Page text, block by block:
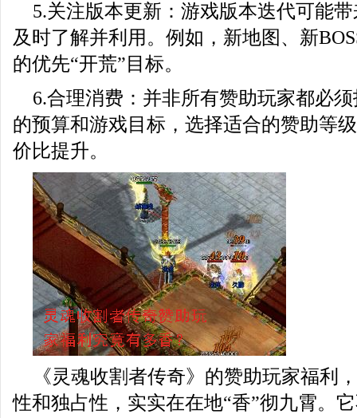
5.关注版本更新：游戏版本迭代可能
及时了解并利用。例如，新地图、新
的优先“开荒”目标。
6.合理消费：并非所有赞助玩家都必
的预算和游戏目标，选择适合的赞助等
价比提升。
《灵魂收割者传奇》的赞助玩家福利
性和独占性，实实在在地“香”彻九霄。